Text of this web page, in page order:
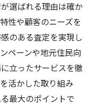
選ばれる理由は確か
性や顧客のニーズを
のある査定を実現し
ペーンや地元住民向
立ったサービスを徹
活かした取り組み
最大のポイントで